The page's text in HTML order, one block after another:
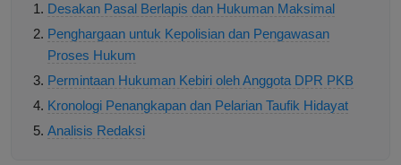
Desakan Pasal Berlapis dan Hukuman Maksimal
Penghargaan untuk Kepolisian dan Pengawasan
Proses Hukum
Permintaan Hukuman Kebiri oleh Anggota DPR PKB
Kronologi Penangkapan dan Pelarian Taufik Hidayat
Analisis Redaksi